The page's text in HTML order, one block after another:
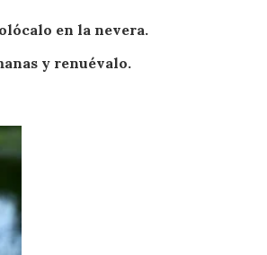
en la nevera.
y renuévalo.